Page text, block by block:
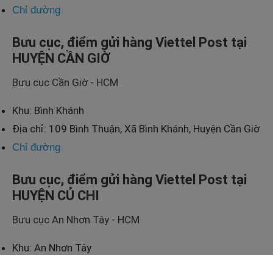
Chỉ đường
Bưu cục, điểm gửi hàng Viettel Post tại
HUYỆN CẦN GIỜ
Bưu cục Cần Giờ - HCM
Khu: Bình Khánh
Địa chỉ: 109 Bình Thuận, Xã Bình Khánh, Huyện Cần Giờ
Chỉ đường
Bưu cục, điểm gửi hàng Viettel Post tại
HUYỆN CỦ CHI
Bưu cục An Nhơn Tây - HCM
Khu: An Nhơn Tây